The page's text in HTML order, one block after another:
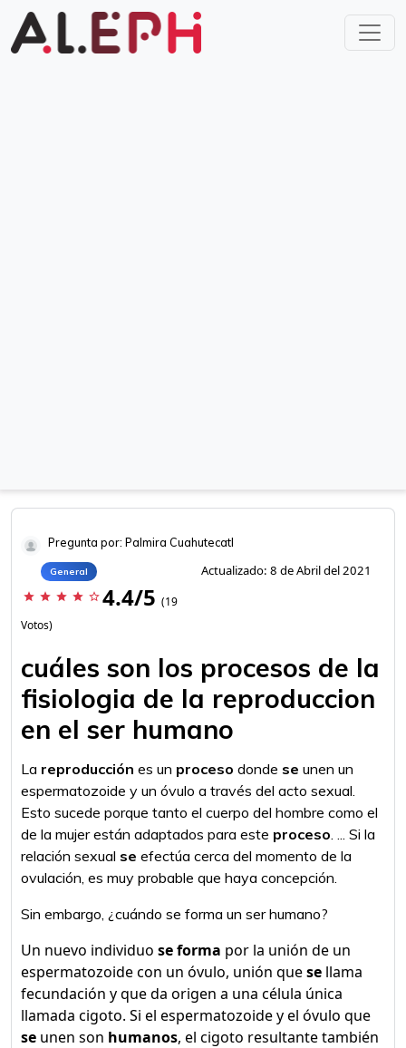
Pregunta por: Palmira Cuahutecatl
General Actualizado: 8 de Abril del 2021
star star star star star_border 4.4/5 (19
Votos)
cuáles son los procesos de la
fisiologia de la reproduccion
en el ser humano
La reproducción es un proceso donde se unen un
espermatozoide y un óvulo a través del acto sexual.
Esto sucede porque tanto el cuerpo del hombre como el
de la mujer están adaptados para este proceso. ... Si la
relación sexual se efectúa cerca del momento de la
ovulación, es muy probable que haya concepción.
Sin embargo, ¿cuándo se forma un ser humano?
Un nuevo individuo se forma por la unión de un
espermatozoide con un óvulo, unión quese llama
fecundación y que da origen a una célula única
llamada cigoto. Si el espermatozoide y el óvulo que
se unen son humanos, el cigoto resultante también